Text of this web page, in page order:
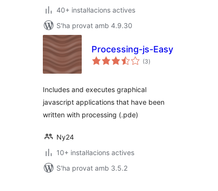
40+ instal·lacions actives
S'ha provat amb 4.9.30
Processing-js-Easy
(3puntuacions
totals
)
Includes and executes graphical
javascript applications that have been
written with processing (.pde)
Ny24
10+ instal·lacions actives
S'ha provat amb 3.5.2